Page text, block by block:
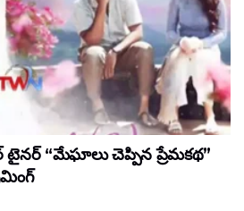
“మేఘాలు చెప్పిన ప్రేమకథ”